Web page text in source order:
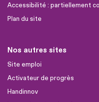
Accessibilité : partiellement
Plan du site
Nos autres sites
Site emploi
Activateur de progrès
Handinnov